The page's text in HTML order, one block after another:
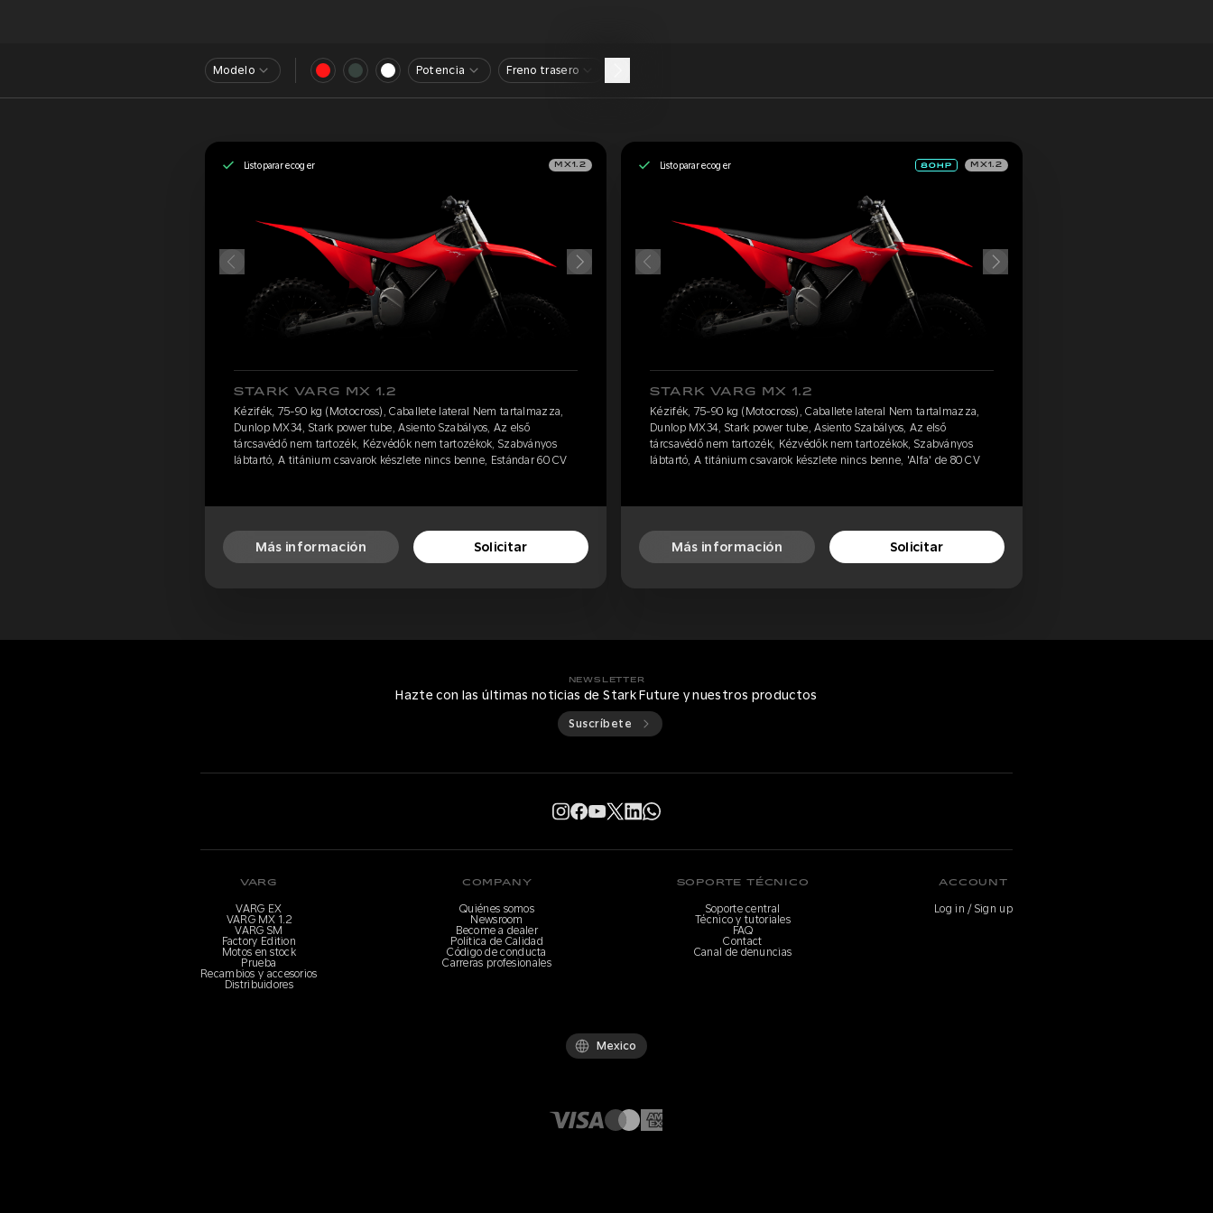
Modelo Potencia Freno trasero
Listo para recoger MX1.2
STARK VARG MX 1.2
Kézifék, 75-90 kg (Motocross), Caballete lateral Nem tartalmazza,
Dunlop MX34, Stark power tube, Asiento Szabályos, Az első
tárcsavédő nem tartozék, Kézvédők nem tartozékok, Szabványos
lábtartó, A titánium csavarok készlete nincs benne, Estándar 60 CV
Más información Solicitar
Listo para recoger MX1.2
STARK VARG MX 1.2
Kézifék, 75-90 kg (Motocross), Caballete lateral Nem tartalmazza,
Dunlop MX34, Stark power tube, Asiento Szabályos, Az első
tárcsavédő nem tartozék, Kézvédők nem tartozékok, Szabványos
lábtartó, A titánium csavarok készlete nincs benne, 'Alfa' de 80 CV
Más información Solicitar
NEWSLETTER
Hazte con las últimas noticias de Stark Future y nuestros productos
Suscríbete
VARG
VARG EX
VARG MX 1.2
VARG SM
Factory Edition
Motos en stock
Prueba
Recambios y accesorios
Distribuidores
COMPANY
Quiénes somos
Newsroom
Become a dealer
Política de Calidad
Código de conducta
Carreras profesionales
SOPORTE TÉCNICO
Soporte central
Técnico y tutoriales
FAQ
Contact
Canal de denuncias
ACCOUNT
Log in / Sign up
Mexico